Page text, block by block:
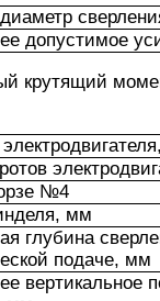
допустимое
крутящий
№4
мм
глубина
подаче, мм
вертикальное